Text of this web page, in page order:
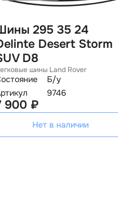
295 35 24
Desert Storm
D8
шины Land Rover
Б/у
9746
900 ₽
Нет в наличии